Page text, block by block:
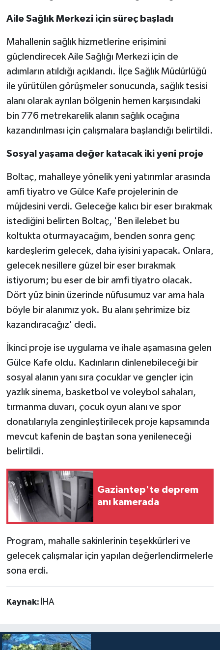
Aile Sağlık Merkezi için süreç başladı
Mahallenin sağlık hizmetlerine erişimini
güçlendirecek Aile Sağlığı Merkezi için de
adımların atıldığı açıklandı. İlçe Sağlık Müdürlüğü
ile yürütülen görüşmeler sonucunda, sağlık tesisi
alanı olarak ayrılan bölgenin hemen karşısındaki
bin 776 metrekarelik alanın sağlık ocağına
kazandırılması için çalışmalara başlandığı belirtildi.
Sosyal yaşama değer katacak iki yeni proje
Boltaç, mahalleye yönelik yeni yatırımlar arasında
amfi tiyatro ve Gülce Kafe projelerinin de
müjdesini verdi. Geleceğe kalıcı bir eser bırakmak
istediğini belirten Boltaç, 'Ben ilelebet bu
koltukta oturmayacağım, benden sonra genç
kardeşlerim gelecek, daha iyisini yapacak. Onlara,
gelecek nesillere güzel bir eser bırakmak
istiyorum; bu eser de bir amfi tiyatro olacak.
Dört yüz binin üzerinde nüfusumuz var ama hala
böyle bir alanımız yok. Bu alanı şehrimize biz
kazandıracağız' dedi.
İkinci proje ise uygulama ve ihale aşamasına gelen
Gülce Kafe oldu. Kadınların dinlenebileceği bir
sosyal alanın yanı sıra çocuklar ve gençler için
yazlık sinema, basketbol ve voleybol sahaları,
tırmanma duvarı, çocuk oyun alanı ve spor
donatılarıyla zenginleştirilecek proje kapsamında
mevcut kafenin de baştan sona yenileneceği
belirtildi.
Gaziantep'te deprem
anı kamerada
Program, mahalle sakinlerinin teşekkürleri ve
gelecek çalışmalar için yapılan değerlendirmelerle
sona erdi.
Kaynak: İHA